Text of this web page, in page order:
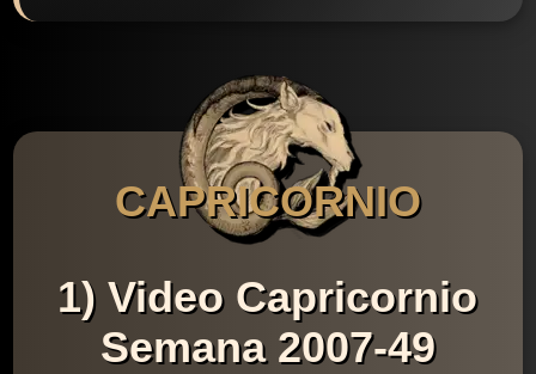
CAPRICORNIO
1) Video Capricornio
Semana 2007-49